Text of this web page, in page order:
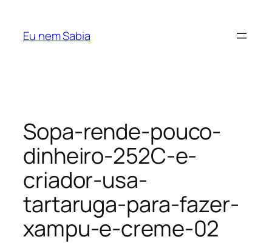
Eu nem Sabia
Sopa-rende-pouco-
dinheiro-252C-e-
criador-usa-
tartaruga-para-fazer-
xampu-e-creme-02